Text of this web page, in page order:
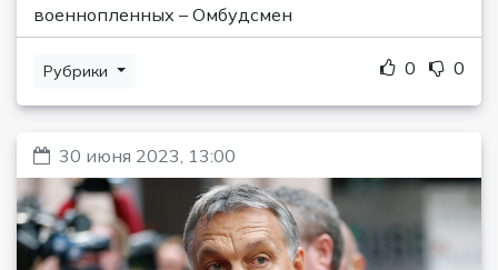
военнопленных – Омбудсмен
Рубрики 0 0
30 июня 2023, 13:00